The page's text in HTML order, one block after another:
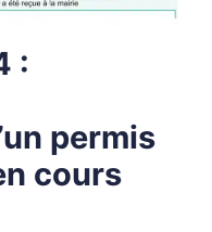
:
permis
cours